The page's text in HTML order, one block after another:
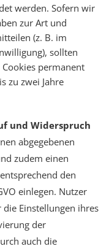
werden. Sofern wir
zur Art und
(z. B. im
sollten
permanent
zu zwei Jahre
und Widerspruch
abgegebenen
zudem einen
den
einlegen. Nutzer
Einstellungen ihres
der
auch die